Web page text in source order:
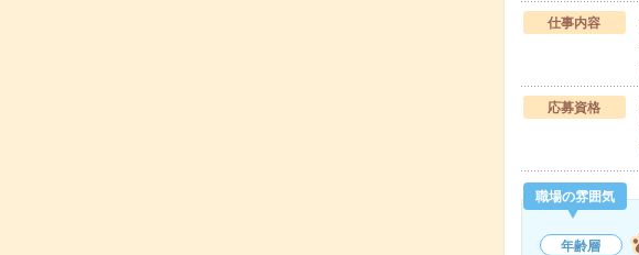
仕事内容
応募資格
職場の雰囲気
年齢層